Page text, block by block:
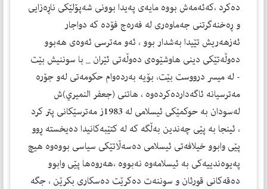
ده‌كرد ،كه‌ئه‌مه‌ش بووه‌ مایه‌ی په‌یدا بوونی شه‌پۆلێكی ناڕه‌زایی
و ڕه‌خنه‌گرتنی جه‌ماوه‌ری له‌ فه‌ره‌ج فۆده‌ كه‌ دواجار
ئه‌زهه‌ریش تێیدا به‌شدار بوو ، ئه‌و مه‌ترسی ئه‌وه‌ی هه‌بوو
ده‌وڵه‌تێكی دینی هاوشێوه‌ی ده‌وڵه‌تی ئێران _ با سوننیش بێت
- له‌ میسر درووست بێت، بۆیه‌ به‌رده‌وام حكومه‌تی له‌و جۆره‌
مه‌ترسیانه‌ ئاگه‌دارده‌كرده‌وه‌ ، هاتنی (جعفر النمیري)ش
له‌سودان به‌ حوكمێكی ئیسلامی له‌ 1983ز مه‌ترسێكانی پتر كرد
، ئینجا به‌ پێی چه‌ندین به‌ڵگه‌ كه‌ له‌ كتێبه‌كانیدا ده‌یخسته‌ ڕوو
پێی وابوو خیلافه‌تی ئیسلامی ده‌سه‌ڵاتێكی سیاسی بووه‌وه‌ هیچ
په‌یوه‌ندییه‌كی به‌ ئیسلامه‌وه‌ نه‌بووه‌ ،هه‌روه‌ها پێی وابوو
ده‌قه‌كانی قورئان و سوننه‌ت ده‌كرێت ده‌سكاری بكرێن ، جگه‌